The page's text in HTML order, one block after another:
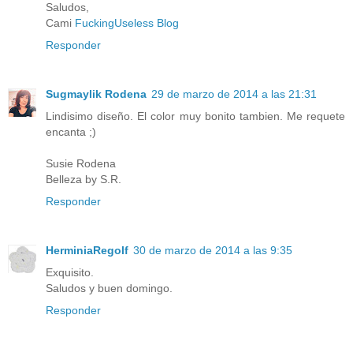
Saludos,
Cami FuckingUseless Blog
Responder
Sugmaylik Rodena 29 de marzo de 2014 a las 21:31
Lindisimo diseño. El color muy bonito tambien. Me requete
encanta ;)
Susie Rodena
Belleza by S.R.
Responder
HerminiaRegolf 30 de marzo de 2014 a las 9:35
Exquisito.
Saludos y buen domingo.
Responder